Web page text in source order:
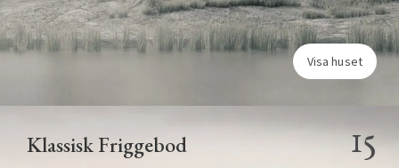
Visa huset
Klassisk Friggebod 15